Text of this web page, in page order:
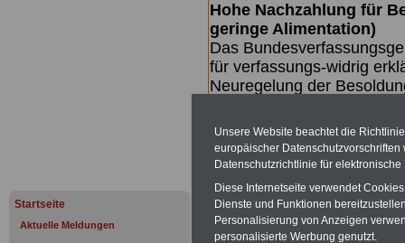
Startseite
Aktuelle Meldungen
Hohe Nachzahlung für
geringe Alimentation)
Das
für verfassungs-widrig
Neuregelung der
Nachzahlungen
Beamtezwischen mind.
SERVICE gibt hierzu
dem Beschluss des
wird (wahrscheinlich im
Broschüre.
Unsere Website beachtet die
europäischer
Datenschutzrichtlinie für
Diese Internetseite verwendet
Dienste und Funktionen
Personalisierung von Anzeigen
personalisierte Werbung genutzt.